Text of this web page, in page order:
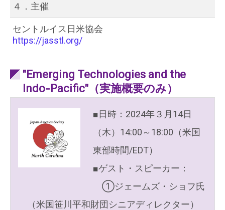
４．主催
セントルイス日米協会
https://jasstl.org/
"Emerging Technologies and the
Indo‐Pacific"（実施概要のみ）
■日時：2024年３月14日
（木）14:00～18:00（米国
東部時間/EDT）
■ゲスト・スピーカー：
①ジェームズ・ショフ氏
（米国笹川平和財団シニアディレクター）